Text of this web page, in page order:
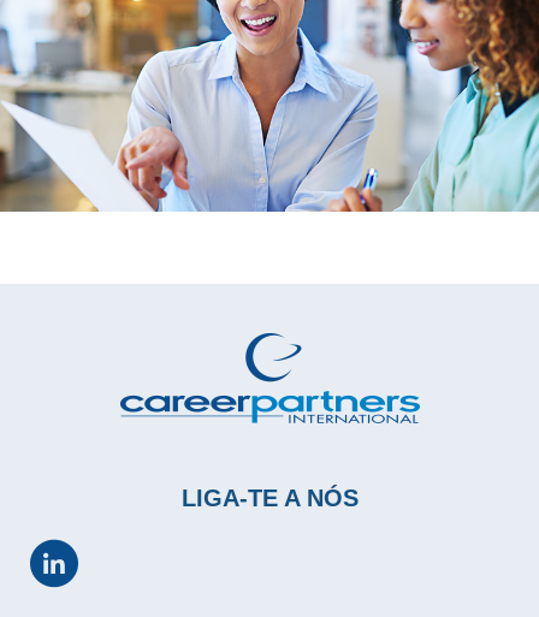
LIGA-TE A NÓS